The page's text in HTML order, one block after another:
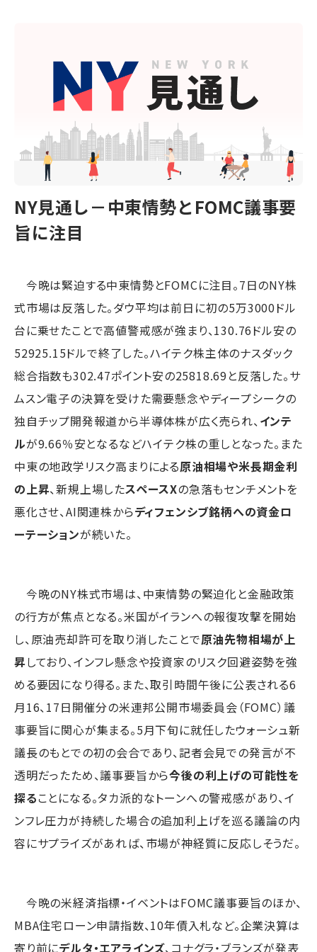
NY見通し－中東情勢とFOMC議事要
旨に注目
今晩は緊迫する中東情勢とFOMCに注目。7日のNY株
式市場は反落した。ダウ平均は前日に初の5万3000ドル
台に乗せたことで高値警戒感が強まり、130.76ドル安の
52925.15ドルで終了した。ハイテク株主体のナスダック
総合指数も302.47ポイント安の25818.69と反落した。サ
ムスン電子の決算を受けた需要懸念やディープシークの
独自チップ開発報道から半導体株が広く売られ、 インテ
ルが9.66％安となるなどハイテク株の重しとなった。また
中東の地政学リスク高まりによる原油相場や米長期金利
の上昇、新規上場したスペースXの急落もセンチメントを
悪化させ、AI関連株からディフェンシブ銘柄への資金ロ
ーテーションが続いた。
今晩のNY株式市場は、中東情勢の緊迫化と金融政策
の行方が焦点となる。米国がイランへの報復攻撃を開始
し、原油売却許可を取り消したことで原油先物相場が上
昇しており、インフレ懸念や投資家のリスク回避姿勢を強
める要因になり得る。また、取引時間午後に公表される6
月16、17日開催分の米連邦公開市場委員会（FOMC）議
事要旨に関心が集まる。5月下旬に就任したウォーシュ新
議長のもとでの初の会合であり、記者会見での発言が不
透明だったため、議事要旨から今後の利上げの可能性を
探ることになる。タカ派的なトーンへの警戒感があり、イ
ンフレ圧力が持続した場合の追加利上げを巡る議論の内
容にサプライズがあれば、市場が神経質に反応しそうだ。
今晩の米経済指標・イベントはFOMC議事要旨のほか、
MBA住宅ローン申請指数、10年債入札など。企業決算は
寄り前にデルタ・エアラインズ、コナグラ・ブランズが発表